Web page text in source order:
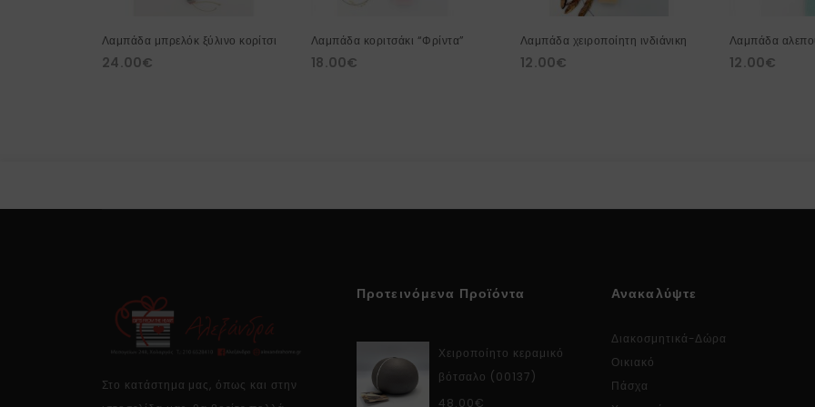
Λαμπάδα μπρελόκ ξύλινο κορίτσι
24.00€
Λαμπάδα κοριτσάκι “Φρίντα”
18.00€
Λαμπάδα χειροποίητη ινδιάνικη
12.00€
Λαμπάδα
12.00€
Στο κατάστημα μας, όπως και στην
Προτεινόμενα Προϊόντα
Χειροποίητο κεραμικό
βότσαλο (00137)
48.00€
Ανακαλύψτε
Διακοσμητικά-Δώρα
Οικιακό
Πάσχα